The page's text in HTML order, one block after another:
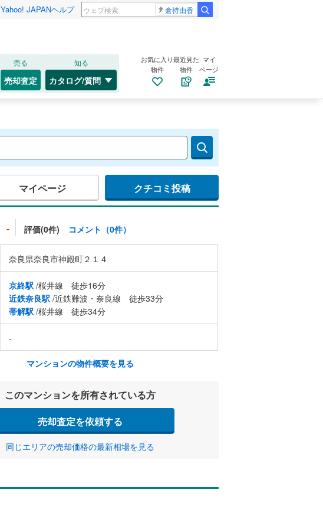
Yahoo! JAPANヘルプ 倉持由香
売る
売却査定
知る
カタログ/質問
お気に入り
物件
最近見た
物件
マイ
ページ
マイページ クチコミ投稿
- 評価(0件) コメント（0件）
奈良県奈良市神殿町２１４
京終駅 /桜井線 徒歩16分
近鉄奈良駅 /近鉄難波・奈良線 徒歩33分
帯解駅 /桜井線 徒歩34分
-
マンションの物件概要を見る
このマンションを所有されている方
売却査定を依頼する
同じエリアの売却価格の最新相場を見る